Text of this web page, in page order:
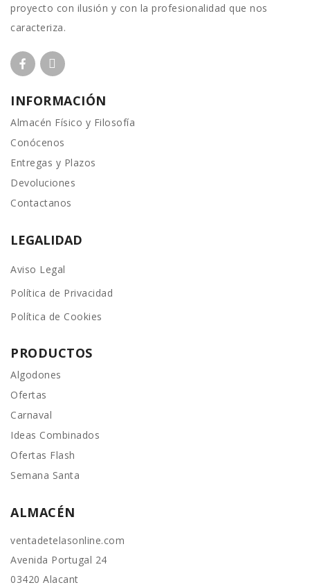
proyecto con ilusión y con la profesionalidad que nos
caracteriza.
INFORMACIÓN
Almacén Físico y Filosofía
Conócenos
Entregas y Plazos
Devoluciones
Contactanos
LEGALIDAD
Aviso Legal
Política de Privacidad
Política de Cookies
PRODUCTOS
Algodones
Ofertas
Carnaval
Ideas Combinados
Ofertas Flash
Semana Santa
ALMACÉN
ventadetelasonline.com
Avenida Portugal 24
03420 Alacant